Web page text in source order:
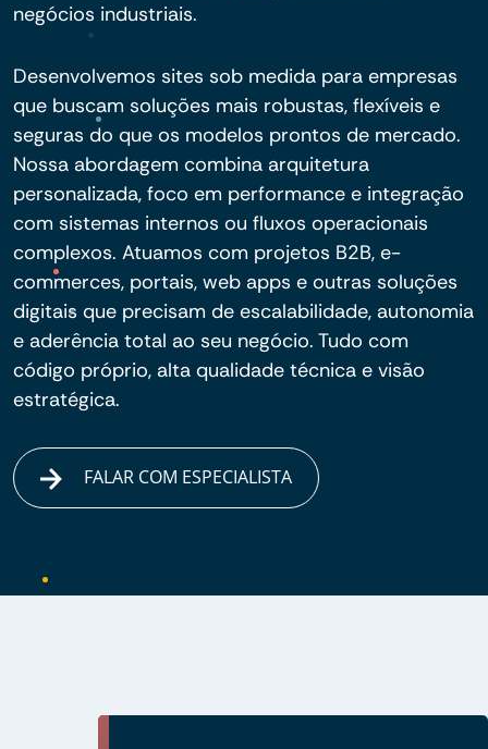
negócios industriais.
Desenvolvemos sites sob medida para empresas
que buscam soluções mais robustas, flexíveis e
seguras do que os modelos prontos de mercado.
Nossa abordagem combina arquitetura
personalizada, foco em performance e integração
com sistemas internos ou fluxos operacionais
complexos. Atuamos com projetos B2B, e-
commerces, portais, web apps e outras soluções
digitais que precisam de escalabilidade, autonomia
e aderência total ao seu negócio. Tudo com
código próprio, alta qualidade técnica e visão
estratégica.
FALAR COM ESPECIALISTA